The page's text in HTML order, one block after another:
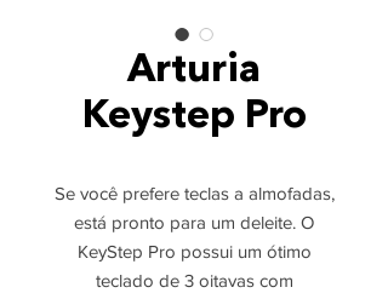
Arturia
Keystep Pro
Se você prefere teclas a almofadas,
está pronto para um deleite. O
KeyStep Pro possui um ótimo
teclado de 3 oitavas com